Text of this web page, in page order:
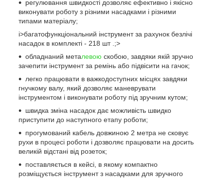
регулювання швидкості дозволяє ефективно і якісно
виконувати роботу з різними насадками і різними
типами матеріалу;
i>багатофункціональний інструмент за рахунок безлічі
насадок в комплекті - 218 шт .;>
обладнаний металевою скобою, завдяки якій зручно
зачепити інструмент за ремінь або підвісити на гачок;
легко працювати в важкодоступних місцях завдяки
гнучкому валу, який дозволяє маневрувати
інструментом і виконувати роботу під зручним кутом;
швидка зміна насадок дає можливість швидко
приступити до наступного етапу роботи;
прогумований кабель довжиною 2 метра не сковує
рухи в процесі роботи і дозволяє працювати на досить
великій відстані від розеток;
поставляється в кейсі, в якому компактно
розміщується інструмент з насадками для зручного